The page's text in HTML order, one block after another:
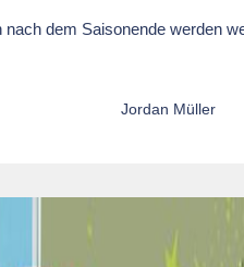
dem Saisonende werden
Jordan Müller